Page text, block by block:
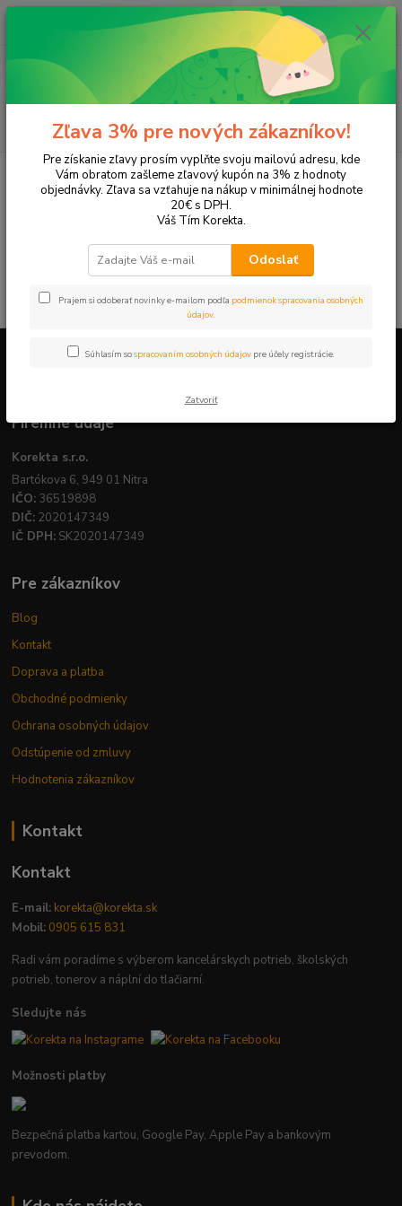
Hľadať
ks
za 0,00 EUR
Tonery a náplne do tlačiarní Canon L380
V tejto kategórii nebol nájdený žiadny tovar.
Firemné údaje
Korekta s.r.o.
Bartókova 6, 949 01 Nitra
IČO: 36519898
DIČ: 2020147349
IČ DPH: SK2020147349
Pre zákazníkov
Blog
Kontakt
Doprava a platba
Obchodné podmienky
Ochrana osobných údajov
Odstúpenie od zmluvy
Hodnotenia zákazníkov
Kontakt
Kontakt
E-mail: korekta@korekta.sk
Mobil: 0905 615 831
Radi vám poradíme s výberom kancelárskych potrieb, školských
potrieb, tonerov a náplní do tlačiarní.
Sledujte nás
Možnosti platby
Bezpečná platba kartou, Google Pay, Apple Pay a bankovým
prevodom.
Zľava 3% pre nových zákazníkov!
Pre získanie zľavy prosím vyplňte svoju mailovú adresu, kde
Vám obratom zašleme zľavový kupón na 3% z hodnoty
objednávky. Zľava sa vzťahuje na nákup v minimálnej hodnote
20€ s DPH.
Váš Tím Korekta.
Odoslať
Prajem si odoberať novinky e-mailom podľa podmienok spracovania osobných
údajov.
Súhlasím sospracovaním osobných údajov pre účely registrácie.
Zatvoriť